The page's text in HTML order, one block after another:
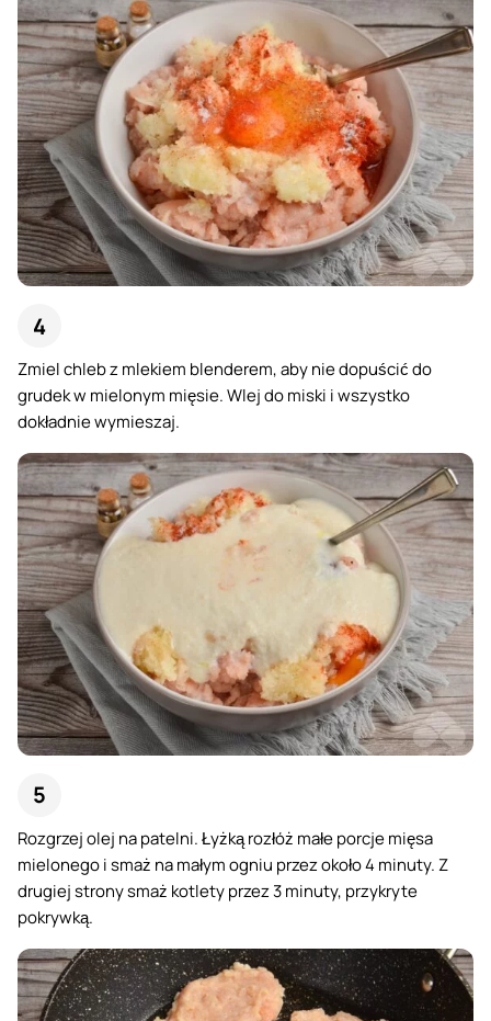
Zmiel chleb z mlekiem blenderem, aby nie dopuścić do
grudek w mielonym mięsie. Wlej do miski i wszystko
dokładnie wymieszaj.
Rozgrzej olej na patelni. Łyżką rozłóż małe porcje mięsa
mielonego i smaż na małym ogniu przez około 4 minuty. Z
drugiej strony smaż kotlety przez 3 minuty, przykryte
pokrywką.